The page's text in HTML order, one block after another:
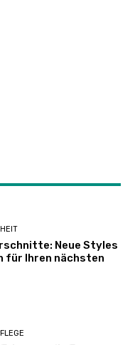
Neue Styles
für Ihren nächsten